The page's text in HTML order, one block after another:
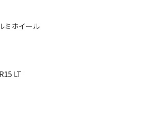
ミホイール
LT